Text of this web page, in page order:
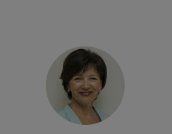
Muzeji un ekspozīcijas
Ģerbonis